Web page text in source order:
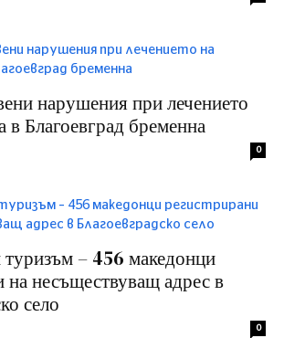
нарушения при лечението
в Благоевград бременна
0
– 456 македонци
на несъществуващ адрес в
село
0